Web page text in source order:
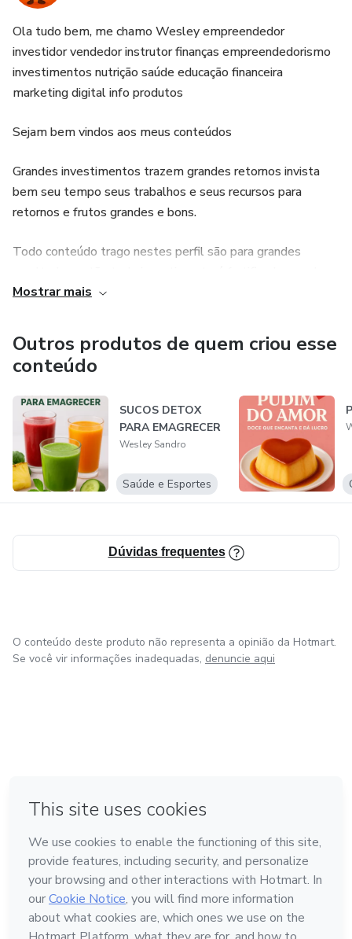
Ola tudo bem, me chamo Wesley empreendedor
investidor vendedor instrutor finanças empreendedorismo
investimentos nutrição saúde educação financeira
marketing digital info produtos
Sejam bem vindos aos meus conteúdos
Grandes investimentos trazem grandes retornos invista
bem seu tempo seus trabalhos e seus recursos para
retornos e frutos grandes e bons.
Todo conteúdo trago nestes perfil são para grandes
coisas o Senhor tem para você que Deus abençoe a todos
e Análises Científicas e Comprovadas!!
Mostrar mais
Outros produtos de quem criou esse
conteúdo
SUCOS DETOX
PARA EMAGRECER
Wesley Sandro
Saúde e Esportes
Dúvidas frequentes
O conteúdo deste produto não representa a opinião da Hotmart.
Se você vir informações inadequadas, denuncie aqui
Feito com ❤ em Bogotá
Conheça a Hotmart